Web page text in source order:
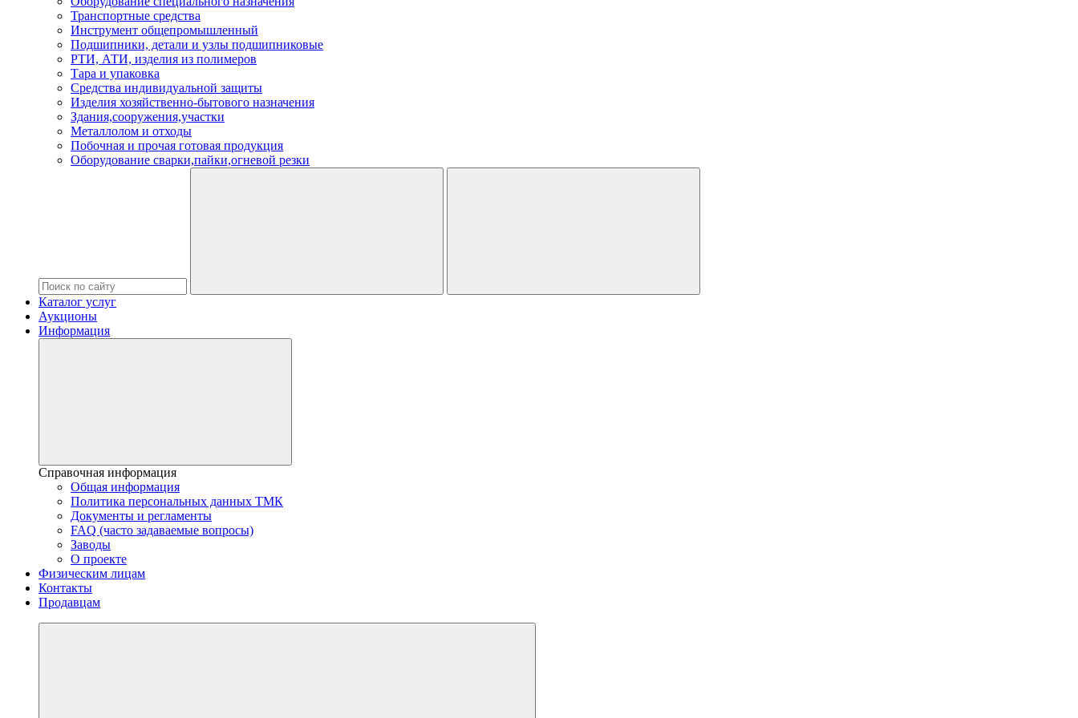
Транспортные средства
Инструмент общепромышленный
Подшипники, детали и узлы подшипниковые
РТИ, АТИ, изделия из полимеров
Тара и упаковка
Средства индивидуальной защиты
Изделия хозяйственно-бытового назначения
Здания,сооружения,участки
Металлолом и отходы
Побочная и прочая готовая продукция
Оборудование сварки,пайки,огневой резки
Каталог услуг
Аукционы
Информация
Справочная информация
Общая информация
Политика персональных данных ТМК
Документы и регламенты
FAQ (часто задаваемые вопросы)
Заводы
О проекте
Физическим лицам
Контакты
Продавцам